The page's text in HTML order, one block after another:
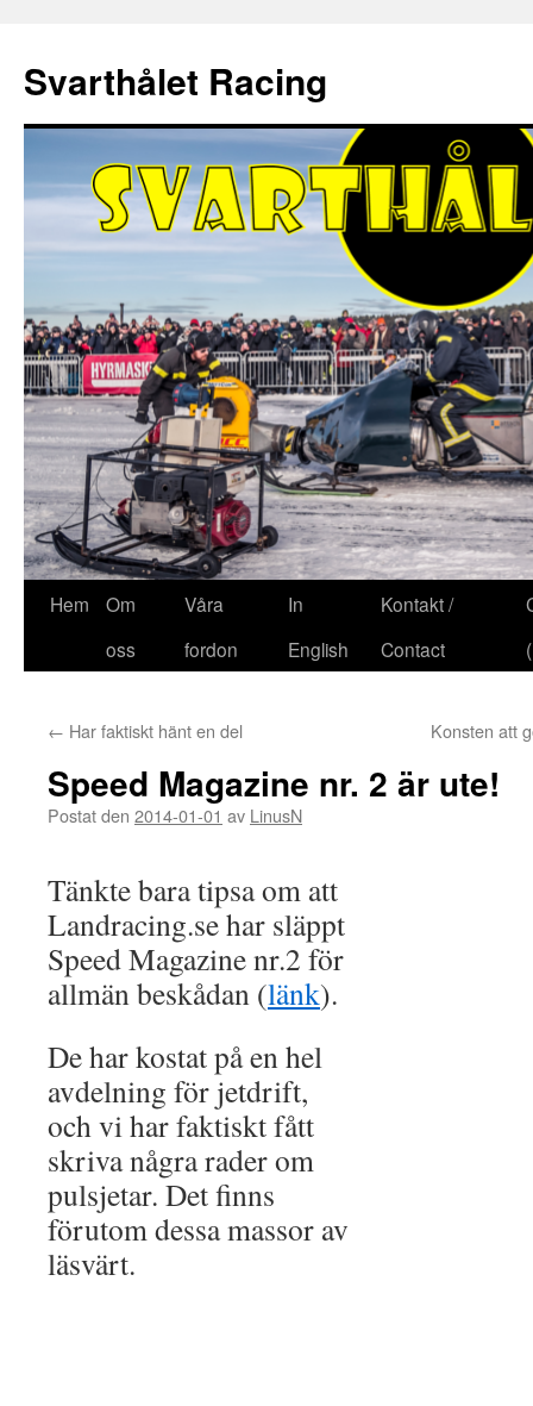
innehåll
Svarthålet Racing
Hem
Om
oss
Våra
fordon
In
English
Kontakt /
Contact
← Har faktiskt hänt en del Konsten att
Speed Magazine nr. 2 är ute!
Postat den 2014-01-01 av LinusN
Tänkte bara tipsa om att
Landracing.se har släppt
Speed Magazine nr.2 för
allmän beskådan (länk).
De har kostat på en hel
avdelning för jetdrift,
och vi har faktiskt fått
skriva några rader om
pulsjetar. Det finns
förutom dessa massor av
läsvärt.